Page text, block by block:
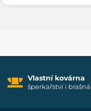
Vlastní kovárna
šperkařství i